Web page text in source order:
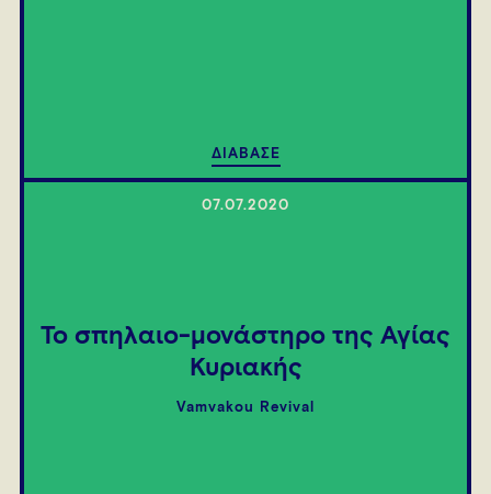
ΔΙΑΒΑΣΕ
07.07.2020
Το σπηλαιο-μονάστηρο της Αγίας
Κυριακής
Vamvakou Revival